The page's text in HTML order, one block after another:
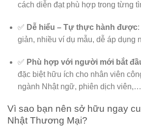
cách diễn đạt phù hợp trong từng
✅ Dễ hiểu – Tự thực hành được:
giản, nhiều ví dụ mẫu, dễ áp dụng
✅ Phù hợp với người mới bắt
đặc biệt hữu ích cho nhân viên
ngành Nhật ngữ, phiên dịch viên,…
Vì sao bạn nên sở hữu ngay
Nhật Thương Mại?